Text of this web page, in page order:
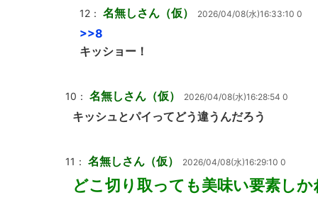
12： 名無しさん（仮） 2026/04/08(水)16:33:10 0
>>8
キッショー！
10： 名無しさん（仮） 2026/04/08(水)16:28:54 0
キッシュとパイってどう違うんだろう
11： 名無しさん（仮） 2026/04/08(水)16:29:10 0
どこ切り取っても美味い要素しか